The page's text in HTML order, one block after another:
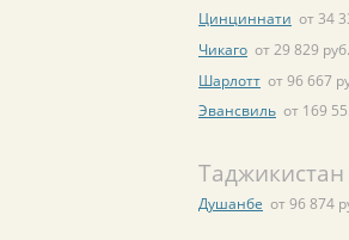
Цинциннати от 34
Чикаго от 29 829 руб.
Шарлотт от 96 667
Эвансвиль от 169
Таджикистан
Душанбе от 96 874